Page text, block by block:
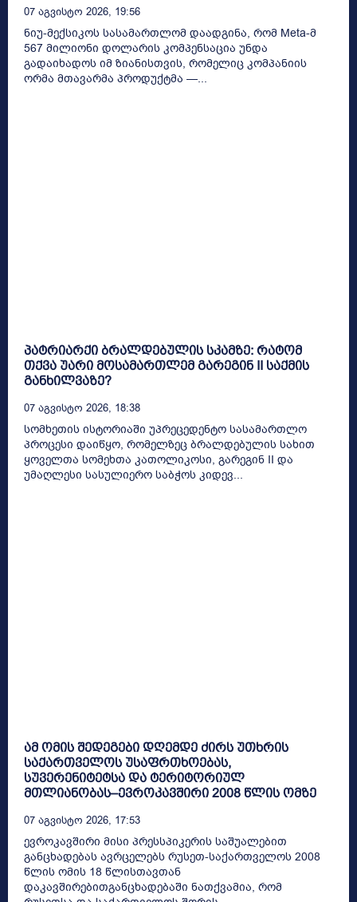
07 Აგვისტო 2026, 19:56
ნიუ-მექსიკოს სასამართლომ დაადგინა, რომ Meta-მ
567 მილიონი დოლარის კომპენსაცია უნდა
გადაიხადოს იმ ზიანისთვის, რომელიც კომპანიის
ორმა მთავარმა პროდუქტმა —...
პატრიარქი ბრალდებულის სკამზე: რატომ
თქვა უარი მოსამართლემ გარეგინ II საქმის
განხილვაზე?
07 Აგვისტო 2026, 18:38
სომხეთის ისტორიაში უპრეცედენტო სასამართლო
პროცესი დაიწყო, რომელზეც ბრალდებულის სახით
ყოველთა სომეხთა კათოლიკოსი, გარეგინ II და
უმაღლესი სასულიერო საბჭოს კიდევ...
ამ ომის შედეგები დღემდე ძირს უთხრის
საქართველოს უსაფრთხოებას,
სუვერენიტეტსა და ტერიტორიულ
მთლიანობას–ევროკავშირი 2008 წლის ომზე
07 Აგვისტო 2026, 17:53
ევროკავშირი მისი პრესსპიკერის საშუალებით
განცხადებას ავრცელებს რუსეთ-საქართველოს 2008
წლის ომის 18 წლისთავთან
დაკავშირებითგანცხადებაში ნათქვამია, რომ